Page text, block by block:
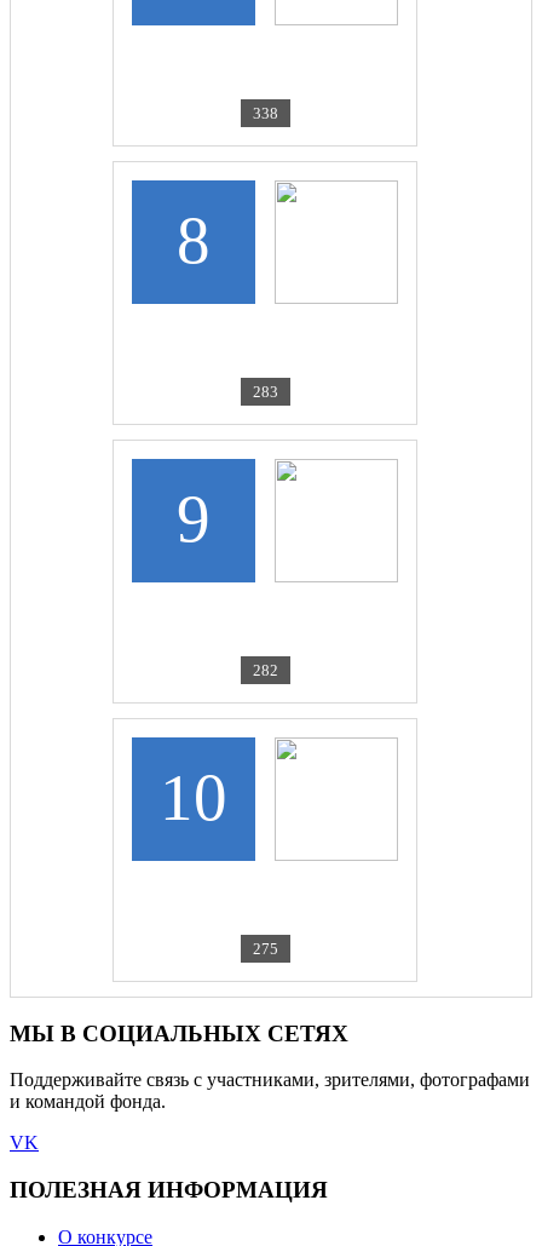
338
8
283
9
282
10
275
МЫ В СОЦИАЛЬНЫХ СЕТЯХ
Поддерживайте связь с участниками, зрителями, фотографами
и командой фонда.
VK
ПОЛЕЗНАЯ ИНФОРМАЦИЯ
О конкурсе